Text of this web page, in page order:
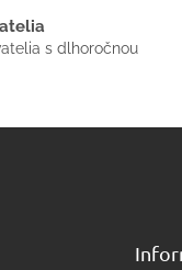
s dlhoročnou